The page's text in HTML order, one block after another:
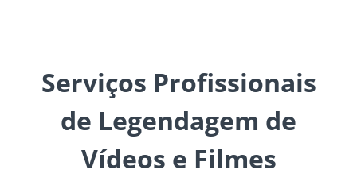
Serviços Profissionais
de Legendagem de
Vídeos e Filmes